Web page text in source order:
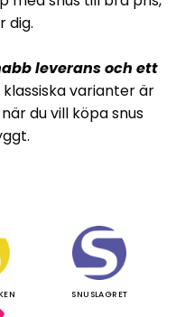
dig.
leverans och ett
varianter är
du vill köpa snus
SNUSLAGRET